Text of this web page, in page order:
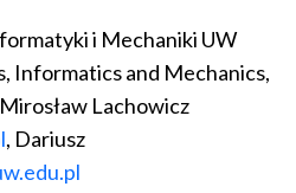
i Mechaniki UW
Informatics and Mechanics,
Lachowicz
, Dariusz